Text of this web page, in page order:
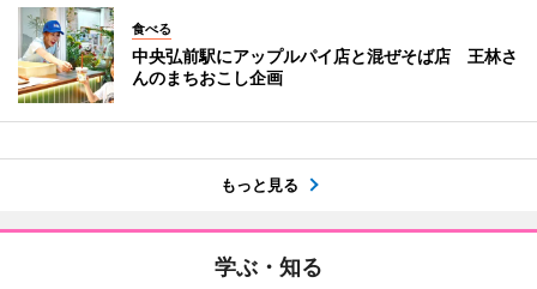
食べる
中央弘前駅にアップルパイ店と混ぜそば店 王林さ
んのまちおこし企画
もっと見る
学ぶ・知る